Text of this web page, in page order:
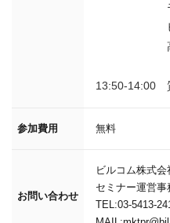
13:50-14:00
参加費用 無料
お問い合わせ
ビルコム株式
セミナー運営
TEL:03-5413-